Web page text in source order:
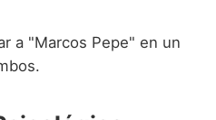
a "Marcos Pepe" en un